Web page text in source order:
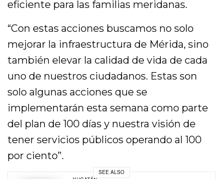
eficiente para las familias meridanas.
“Con estas acciones buscamos no solo
mejorar la infraestructura de Mérida, sino
también elevar la calidad de vida de cada
uno de nuestros ciudadanos. Estas son
solo algunas acciones que se
implementarán esta semana como parte
del plan de 100 días y nuestra visión de
tener servicios públicos operando al 100
por ciento”.
SEE ALSO